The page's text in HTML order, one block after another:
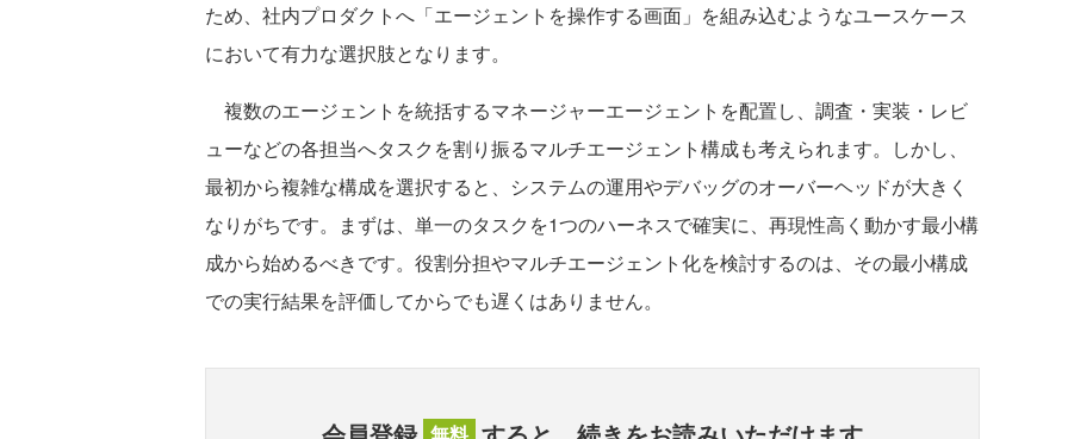
ため、社内プロダクトへ「エージェントを操作する画面」を組み込むようなユースケース
において有力な選択肢となります。
複数のエージェントを統括するマネージャーエージェントを配置し、調査・実装・レビ
ューなどの各担当へタスクを割り振るマルチエージェント構成も考えられます。しかし、
最初から複雑な構成を選択すると、システムの運用やデバッグのオーバーヘッドが大きく
なりがちです。まずは、単一のタスクを1つのハーネスで確実に、再現性高く動かす最小構
成から始めるべきです。役割分担やマルチエージェント化を検討するのは、その最小構成
での実行結果を評価してからでも遅くはありません。